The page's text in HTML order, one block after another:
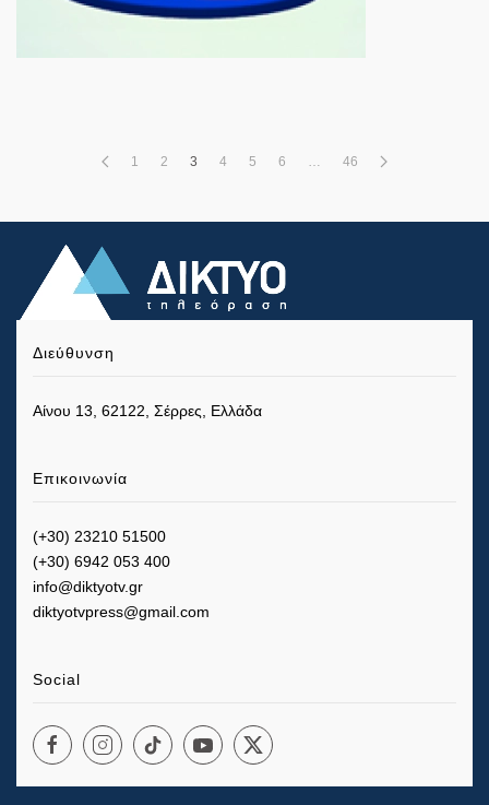
1 2 3 4 5 6 46
Διεύθυνση
Αίνου 13, 62122, Σέρρες, Ελλάδα
Επικοινωνία
(+30) 23210 51500
(+30) 6942 053 400
info@diktyotv.gr
diktyotvpress@gmail.com
Social